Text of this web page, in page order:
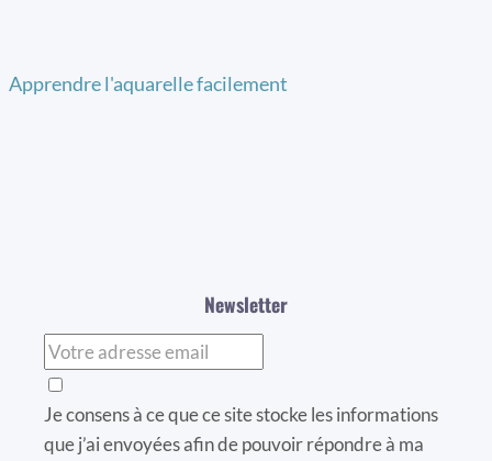
Apprendre l'aquarelle facilement
Newsletter
Je consens à ce que ce site stocke les informations
que j’ai envoyées afin de pouvoir répondre à ma